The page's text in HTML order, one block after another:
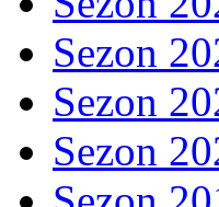
Sezon
Sezon
Sezon